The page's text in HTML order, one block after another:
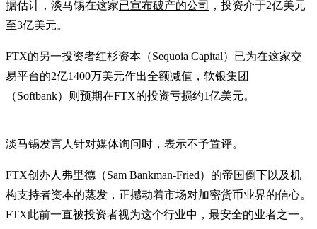
据估计，淡马锡在这家已宣布破产的公司
，投资介于2亿美元
至3亿美元。
FTX的另一投资者红杉资本（Sequoia Capital）已为在这家交
易平台的2亿1400万美元作出全额减值，软银集团
（Softbank）则预期在FTX的投资亏损约1亿美元。
淡马锡发言人针对媒体询问时，表示不予置评。
FTX创办人弗里德（Sam Bankman-Fried）的帝国倒下以及机
构支持者资本的蒸发，正撼动着市场对加密货币业界的信心。
FTX此前一直被投资者视为这个行业中，最安全的业者之一。